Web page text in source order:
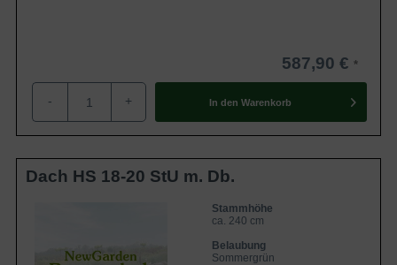
587,90 €
- + In den Warenkorb
Dach HS 18-20 StU m. Db.
Stammhöhe
ca. 240 cm
Belaubung
Sommergrün